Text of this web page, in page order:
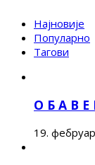
Најновије
Популарно
Тагови
О Б А В
19.